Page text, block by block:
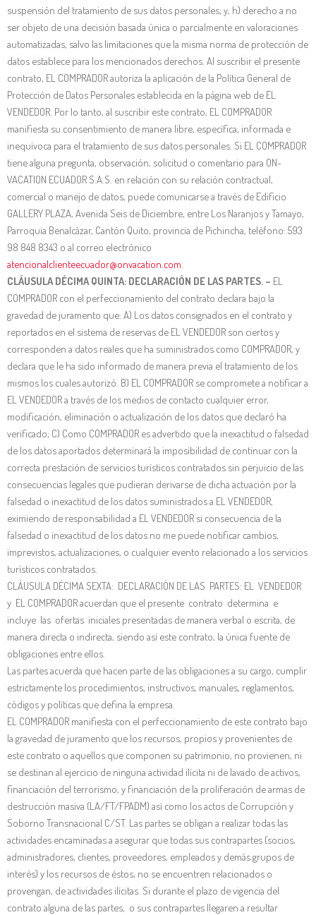
suspensión del tratamiento de sus datos personales; y, h) derecho a no
ser objeto de una decisión basada única o parcialmente en valoraciones
automatizadas, salvo las limitaciones que la misma norma de protección de
datos establece para los mencionados derechos. Al suscribir el presente
contrato, EL COMPRADOR autoriza la aplicación de la Política General de
Protección de Datos Personales establecida en la página web de EL
VENDEDOR. Por lo tanto, al suscribir este contrato, EL COMPRADOR
manifiesta su consentimiento de manera libre, específica, informada e
inequívoca para el tratamiento de sus datos personales. Si EL COMPRADOR
tiene alguna pregunta, observación, solicitud o comentario para ON-
VACATION ECUADOR S.A.S. en relación con su relación contractual,
comercial o manejo de datos, puede comunicarse a través de Edificio
GALLERY PLAZA, Avenida Seis de Diciembre, entre Los Naranjos y Tamayo,
Parroquia Benalcázar, Cantón Quito, provincia de Pichincha, teléfono: 593
98 848 8343 o al correo electrónico
atencionalclienteecuador@onvacation.com
CLÁUSULA DÉCIMA QUINTA: DECLARACIÓN DE LAS PARTES. – EL
COMPRADOR con el perfeccionamiento del contrato declara bajo la
gravedad de juramento que: A) Los datos consignados en el contrato y
reportados en el sistema de reservas de EL VENDEDOR son ciertos y
corresponden a datos reales que ha suministrados como COMPRADOR, y
declara que le ha sido informado de manera previa el tratamiento de los
mismos los cuales autorizó. B) EL COMPRADOR se compromete a notificar a
EL VENDEDOR a través de los medios de contacto cualquier error,
modificación, eliminación o actualización de los datos que declaró ha
verificado; C) Como COMPRADOR es advertido que la inexactitud o falsedad
de los datos aportados determinará la imposibilidad de continuar con la
correcta prestación de servicios turísticos contratados sin perjuicio de las
consecuencias legales que pudieran derivarse de dicha actuación por la
falsedad o inexactitud de los datos suministrados a EL VENDEDOR,
eximiendo de responsabilidad a EL VENDEDOR si consecuencia de la
falsedad o inexactitud de los datos no me puede notificar cambios,
imprevistos, actualizaciones, o cualquier evento relacionado a los servicios
turísticos contratados.
CLÁUSULA DÉCIMA SEXTA: DECLARACIÓN DE LAS PARTES: EL VENDEDOR
y EL COMPRADOR acuerdan que el presente contrato determina e
incluye las ofertas iniciales presentadas de manera verbal o escrita, de
manera directa o indirecta, siendo así este contrato, la única fuente de
obligaciones entre ellos.
Las partes acuerda que hacen parte de las obligaciones a su cargo, cumplir
estrictamente los procedimientos, instructivos, manuales, reglamentos,
códigos y políticas que defina la empresa.
EL COMPRADOR manifiesta con el perfeccionamiento de este contrato bajo
la gravedad de juramento que los recursos, propios y provenientes de
este contrato o aquellos que componen su patrimonio, no provienen, ni
se destinan al ejercicio de ninguna actividad ilícita ni de lavado de activos,
financiación del terrorismo, y financiación de la proliferación de armas de
destrucción masiva (LA/FT/FPADM) así como los actos de Corrupción y
Soborno Transnacional C/ST. Las partes se obligan a realizar todas las
actividades encaminadas a asegurar que todas sus contrapartes (socios,
administradores, clientes, proveedores, empleados y demás grupos de
interés) y los recursos de éstos, no se encuentren relacionados o
provengan, de actividades ilícitas. Si durante el plazo de vigencia del
contrato alguna de las partes, o sus contrapartes llegaren a resultar